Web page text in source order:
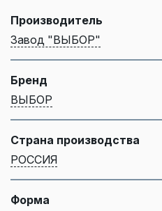
Производитель
Завод "ВЫБОР"
Бренд
ВЫБОР
Страна производства
РОССИЯ
Форма